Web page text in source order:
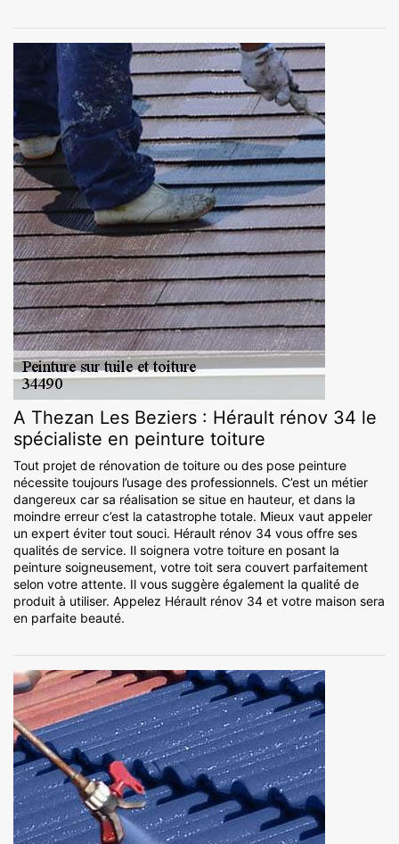
A Thezan Les Beziers : Hérault rénov 34 le
spécialiste en peinture toiture
Tout projet de rénovation de toiture ou des pose peinture
nécessite toujours l’usage des professionnels. C’est un métier
dangereux car sa réalisation se situe en hauteur, et dans la
moindre erreur c’est la catastrophe totale. Mieux vaut appeler
un expert éviter tout souci. Hérault rénov 34 vous offre ses
qualités de service. Il soignera votre toiture en posant la
peinture soigneusement, votre toit sera couvert parfaitement
selon votre attente. Il vous suggère également la qualité de
produit à utiliser. Appelez Hérault rénov 34 et votre maison sera
en parfaite beauté.